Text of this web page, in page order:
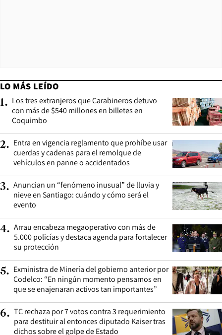
LO MÁS LEÍDO
1. Los tres extranjeros que Carabineros detuvo
con más de $540 millones en billetes en
Coquimbo
2. Entra en vigencia reglamento que prohíbe usar
cuerdas y cadenas para el remolque de
vehículos en panne o accidentados
3. Anuncian un “fenómeno inusual” de lluvia y
nieve en Santiago: cuándo y cómo será el
evento
4. Arrau encabeza megaoperativo con más de
5.000 policías y destaca agenda para fortalecer
su protección
5. Exministra de Minería del gobierno anterior por
Codelco: “En ningún momento pensamos en
que se enajenaran activos tan importantes”
6. TC rechaza por 7 votos contra 3 requerimiento
para destituir al entonces diputado Kaiser tras
dichos sobre el golpe de Estado